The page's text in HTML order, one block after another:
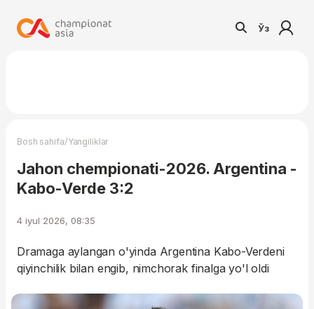
Ўз
Bosh sahifa/Yangiliklar
Jahon chempionati-2026. Argentina -
Kabo-Verde 3:2
4 iyul 2026, 08:35
Dramaga aylangan o'yinda Argentina Kabo-Verdeni
qiyinchilik bilan engib, nimchorak finalga yo'l oldi